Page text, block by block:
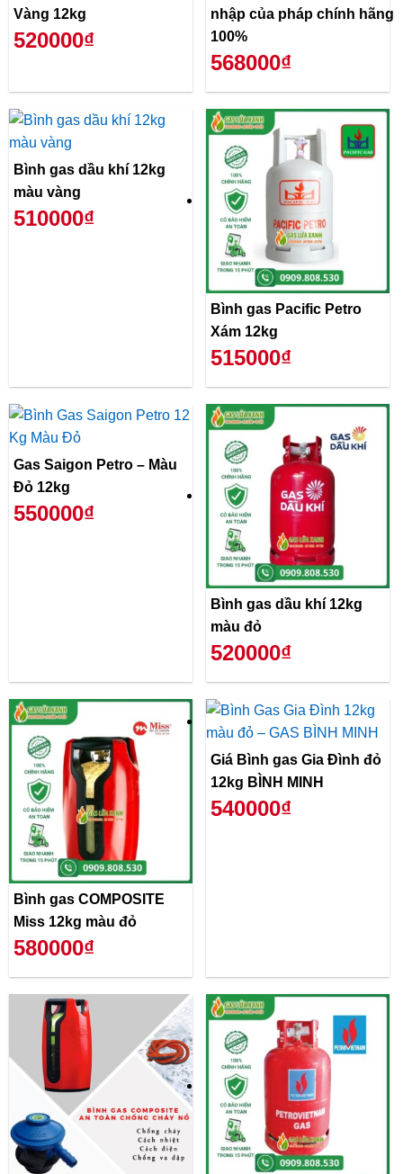
Vàng 12kg
520000₫
nhập của pháp chính hãng
100%
568000₫
Bình gas dầu khí 12kg
màu vàng
510000₫
Bình gas Pacific Petro
Xám 12kg
515000₫
Gas Saigon Petro – Màu
Đỏ 12kg
550000₫
Bình gas dầu khí 12kg
màu đỏ
520000₫
Bình gas COMPOSITE
Miss 12kg màu đỏ
580000₫
Giá Bình gas Gia Đình đỏ
12kg BÌNH MINH
540000₫